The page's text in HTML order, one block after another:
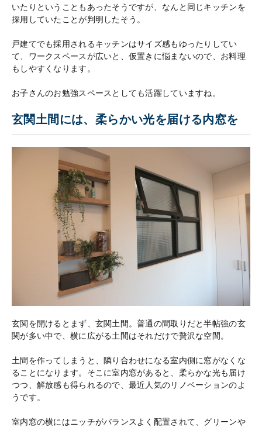
いたりということもあったそうですが、なんと同じキッチンを
採用していたことが判明したそう。
戸建てでも採用されるキッチンはサイズ感もゆったりしてい
て、ワークスペースが広いと、仮置きに悩まないので、お料理
もしやすくなります。
お子さんのお勉強スペースとしても活躍していますね。
玄関土間には、柔らかい光を届ける内窓を
玄関を開けるとまず、玄関土間。普通の間取りだと半帖強の玄
関が多い中で、横に広がる土間はそれだけで贅沢な空間。
土間を作ってしまうと、隣り合わせになる室内側に窓がなくな
ることになります。そこに室内窓があると、柔らかな光も届け
つつ、解放感も得られるので、最近人気のリノベーションのよ
うです。
室内窓の横にはニッチがバランスよく配置されて、グリーンや